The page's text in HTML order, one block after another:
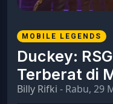
MOBILE LEGENDS
Duckey:
Terberat di
Billy Rifki - Rabu, 29